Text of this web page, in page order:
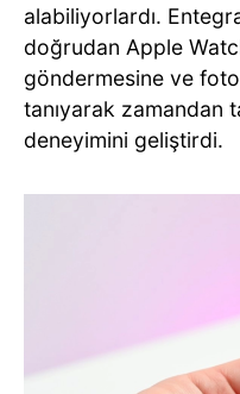
alabiliyorlardı.
doğrudan Apple
göndermesine ve
tanıyarak zamandan
deneyimini geliştirdi.